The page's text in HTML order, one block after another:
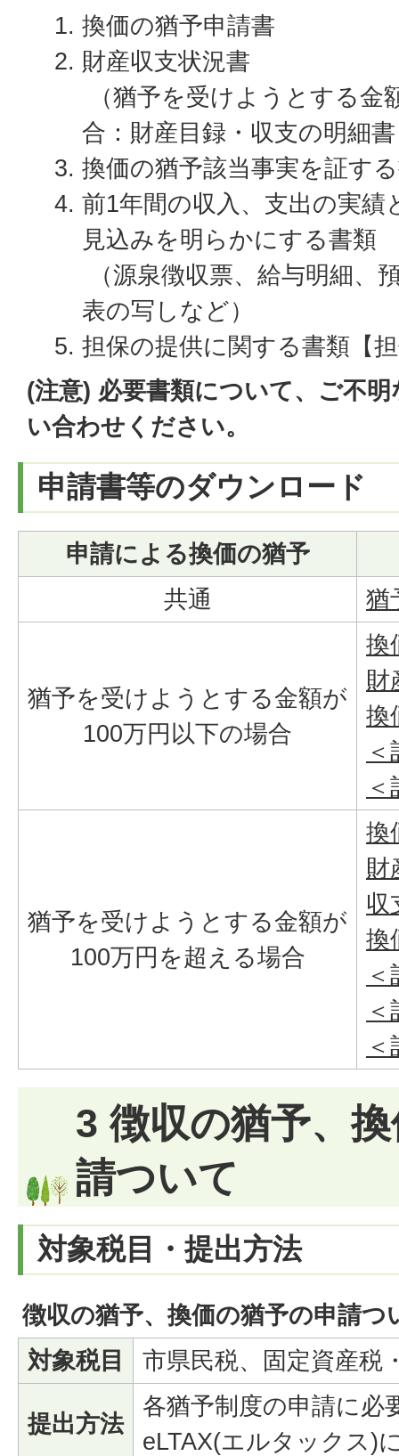
換価の猶予申請書
財産収支状況書
（猶予を受けようとする金
合：財産目録・収支の明細
換価の猶予該当事実を証す
前1年間の収入、支出の実績
見込みを明らかにする書類
（源泉徴収票、給与明細、
表の写しなど）
担保の提供に関する書類【
(注意) 必要書類について、ご不
い合わせください。
申請書等のダウンロード
申請による換価の猶予
共通
猶
猶予を受けようとする金額が
100万円以下の場合
換
財
換
猶予を受けようとする金額が
100万円を超える場合
換
財
収
換
3 徴収の猶予、
請ついて
対象税目・提出方法
徴収の猶予、換価の猶予の申請つ
対象税目
市県民税、固定資産税
提出方法
各猶予制度の申請に必
eLTAX(エルタックス)